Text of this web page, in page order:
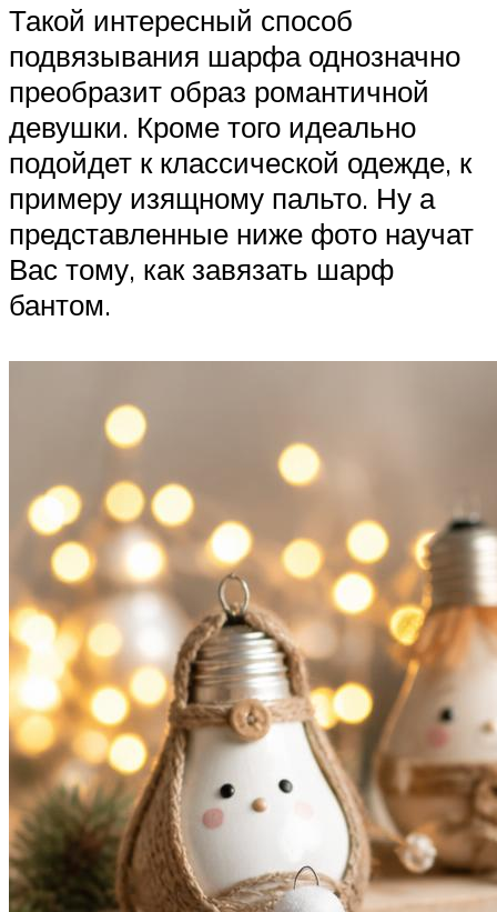
Такой интересный способ
подвязывания шарфа однозначно
преобразит образ романтичной
девушки. Кроме того идеально
подойдет к классической одежде, к
примеру изящному пальто. Ну а
представленные ниже фото научат
Вас тому, как завязать шарф
бантом.